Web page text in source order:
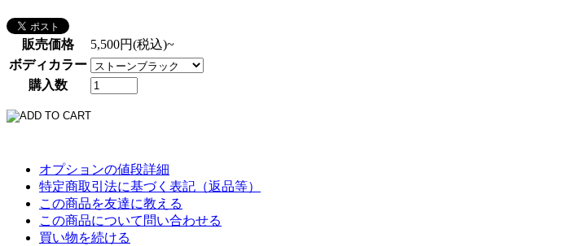
販売価格
5,500円(税込)~
ボディカラー
購入数
オプションの値段詳細
特定商取引法に基づく表記（返品等）
この商品を友達に教える
この商品について問い合わせる
買い物を続ける